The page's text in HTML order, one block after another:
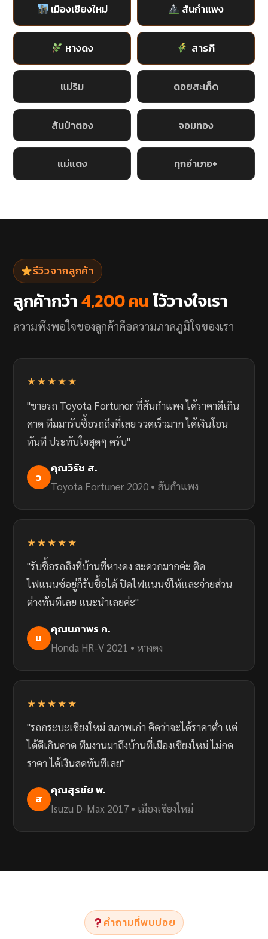
เมืองเชียงใหม่ สันกำแพง
หางดง สารภี
แม่ริม ดอยสะเก็ด
สันป่าตอง จอมทอง
แม่แตง ทุกอำเภอ+
รีวิวจากลูกค้า
ลูกค้ากว่า4,200 คนไว้วางใจเรา
ความพึงพอใจของลูกค้าคือความภาคภูมิใจของเรา
★★★★★
"ขายรถ Toyota Fortuner ที่สันกำแพง ได้ราคาดีเกิน
คาด ทีมมารับซื้อรถถึงที่เลย รวดเร็วมาก ได้เงินโอน
ทันที ประทับใจสุดๆ ครับ"
ว
คุณวิรัช ส.
Toyota Fortuner 2020 • สันกำแพง
★★★★★
"รับซื้อรถถึงที่บ้านที่หางดง สะดวกมากค่ะ ติด
ไฟแนนซ์อยู่ก็รับซื้อได้ ปิดไฟแนนซ์ให้และจ่ายส่วน
ต่างทันทีเลย แนะนำเลยค่ะ"
น
คุณนภาพร ก.
Honda HR-V 2021 • หางดง
★★★★★
"รถกระบะเชียงใหม่ สภาพเก่า คิดว่าจะได้ราคาต่ำ แต่
ได้ดีเกินคาด ทีมงานมาถึงบ้านที่เมืองเชียงใหม่ ไม่กด
ราคา ได้เงินสดทันทีเลย"
ส
คุณสุรชัย พ.
Isuzu D-Max 2017 • เมืองเชียงใหม่
คำถามที่พบบ่อย